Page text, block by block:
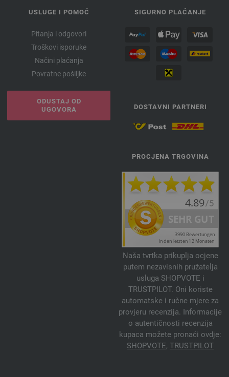
USLUGE I POMOĆ
Pitanja i odgovori
Troškovi isporuke
Načini plaćanja
Povratne pošiljke
ODUSTAJ OD
UGOVORA
SIGURNO PLAĆANJE
DOSTAVNI PARTNERI
PROCJENA TRGOVINA
Naša tvrtka prikuplja ocjene
putem nezavisnih pružatelja
usluga SHOPVOTE i
TRUSTPILOT. Oni koriste
automatske i ručne mjere za
provjeru recenzija. Informacije
o autentičnosti recenzija
kupaca možete pronaći ovdje:
SHOPVOTE, TRUSTPILOT